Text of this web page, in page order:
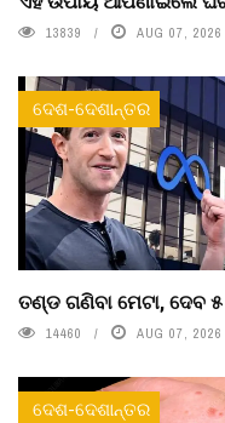
13839 AUG 07, 2026
ଦେଶ-ଦେଶାନ୍ତର
ତଣ୍ଡ ଗଣିବା ମେଟା, ଦେବ ୫
14460 AUG 07, 2026
ଦେଶ-ଦେଶାନ୍ତର